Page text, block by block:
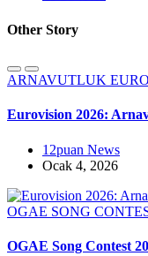
Other Story
ARNAVUTLUK
Eurovision 2026:
12puan News
Ocak 4, 2026
OGAE SONG
OGAE Song Contest